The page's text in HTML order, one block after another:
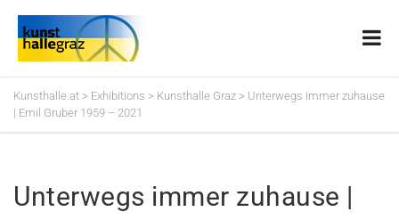
Kunsthalle.at > Exhibitions > Kunsthalle Graz > Unterwegs immer zuhause
| Emil Gruber 1959 – 2021
Unterwegs immer zuhause |